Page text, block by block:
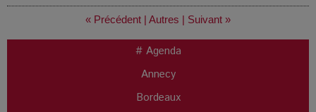
« Précédent | Autres | Suivant »
# Agenda
Annecy
Bordeaux